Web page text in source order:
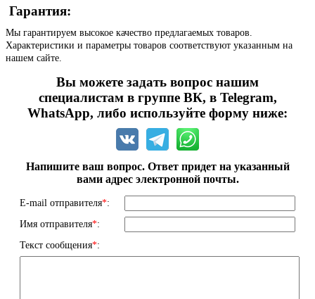
Гарантия:
Мы гарантируем высокое качество предлагаемых товаров.
Характеристики и параметры товаров соответствуют указанным на
нашем сайте.
Вы можете задать вопрос нашим
специалистам в группе ВК, в Telegram,
WhatsApp, либо используйте форму ниже:
Напишите ваш вопрос. Ответ придет на указанный
вами адрес электронной почты.
E-mail отправителя*:
Имя отправителя*:
Текст сообщения*: